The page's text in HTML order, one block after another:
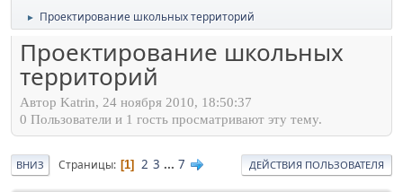
► Проектирование школьных территорий
Проектирование школьных
территорий
Автор Katrin, 24 ноября 2010, 18:50:37
0 Пользователи и 1 гость просматривают эту тему.
ВНИЗ Страницы 1 2 3 ... 7 ДЕЙСТВИЯ ПОЛЬЗОВАТЕЛЯ